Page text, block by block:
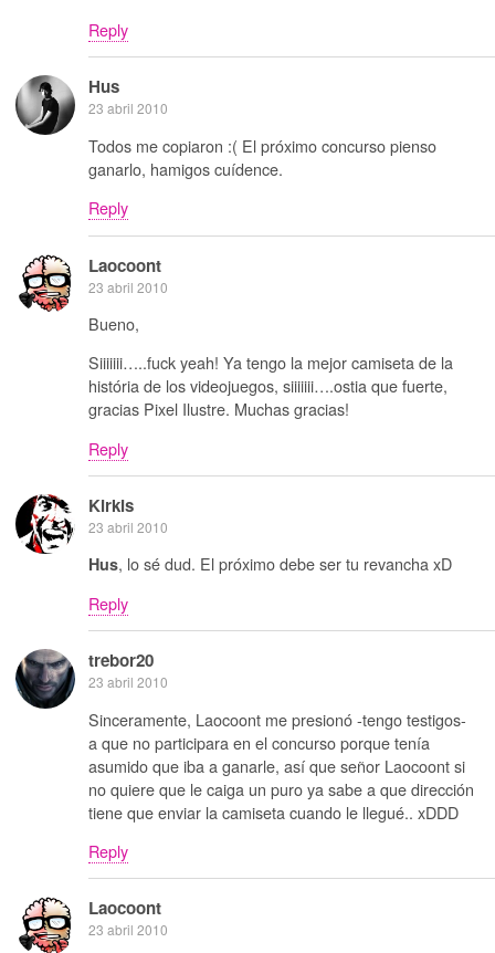
Reply
Hus
23 abril 2010
Todos me copiaron :( El próximo concurso pienso
ganarlo, hamigos cuídence.
Reply
Laocoont
23 abril 2010
Bueno,
Siiiiiii…..fuck yeah! Ya tengo la mejor camiseta de la
história de los videojuegos, siiiiiii….ostia que fuerte,
gracias Pixel Ilustre. Muchas gracias!
Reply
Kirkis
23 abril 2010
Hus, lo sé dud. El próximo debe ser tu revancha xD
Reply
trebor20
23 abril 2010
Sinceramente, Laocoont me presionó -tengo testigos-
a que no participara en el concurso porque tenía
asumido que iba a ganarle, así que señor Laocoont si
no quiere que le caiga un puro ya sabe a que dirección
tiene que enviar la camiseta cuando le llegué.. xDDD
Reply
Laocoont
23 abril 2010